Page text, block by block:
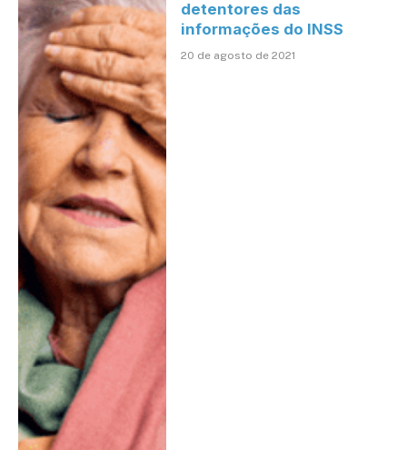
detentores das
informações do INSS
20 de agosto de 2021